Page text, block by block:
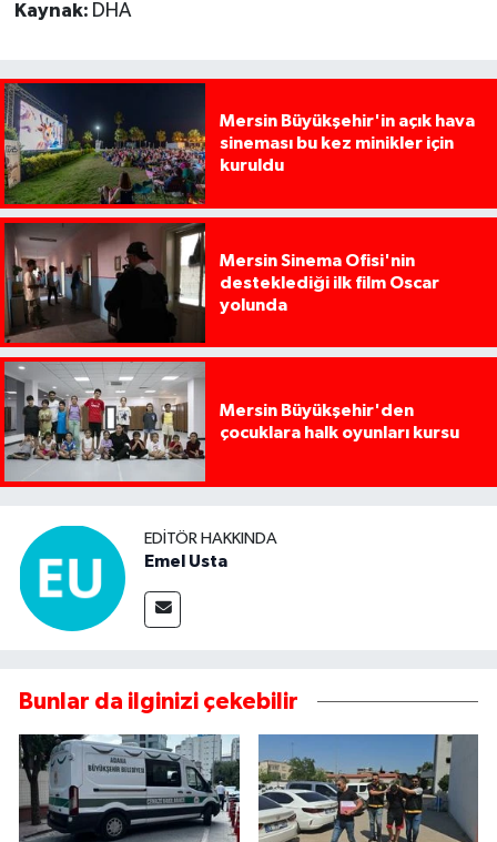
Kaynak: DHA
Mersin Büyükşehir'in açık hava
sineması bu kez minikler için
kuruldu
Mersin Sinema Ofisi'nin
desteklediği ilk film Oscar
yolunda
Mersin Büyükşehir'den
çocuklara halk oyunları kursu
EDITÖR HAKKINDA
Emel Usta
Bunlar da ilginizi çekebilir